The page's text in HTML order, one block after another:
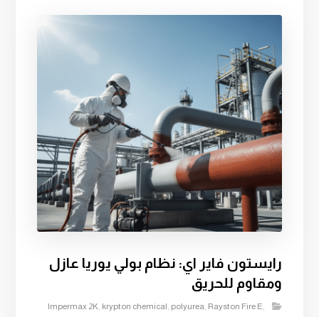
رايستون فاير اي: نظام بولي يوريا عازل
ومقاوم للحريق
Impermax 2K, krypton chemical, polyurea, Rayston Fire E,